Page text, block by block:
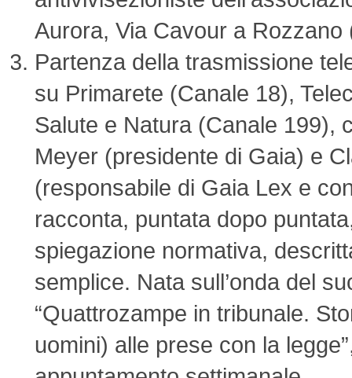
Aurora, Via Cavour a Rozzano
Partenza della trasmissione
su Primarete (Canale 18),
Salute e Natura (Canale 199),
Meyer (presidente di Gaia) e
(responsabile di Gaia Lex e
racconta, puntata dopo
spiegazione normativa,
semplice. Nata sull’onda del
“Quattrozampe in tribunale.
uomini) alle prese con la